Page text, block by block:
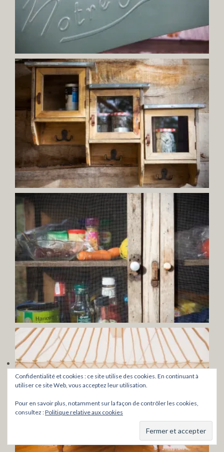
Confidentialité et cookies : ce site utilise des cookies. En continuant à
utiliser ce site Web, vous acceptez leur utilisation.
Pour en savoir plus, notamment sur la façon de contrôler les cookies,
consultez :Politique relative aux cookies